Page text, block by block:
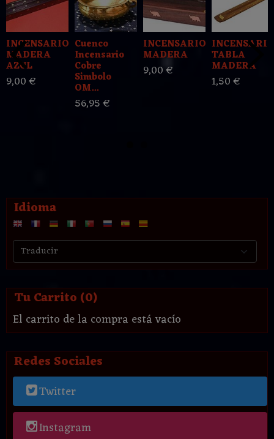
Idioma
Tu Carrito (0)
El carrito de la compra está vacío
Redes Sociales
Twitter
Instagram
INCENSARIO
MADERA
AZUL
9,00 €
Cuenco
Incensario
Cobre
Simbolo
OM...
56,95 €
INCENSARIO
MADERA
9,00 €
INCENSARIO
TABLA
MADERA
1,50 €